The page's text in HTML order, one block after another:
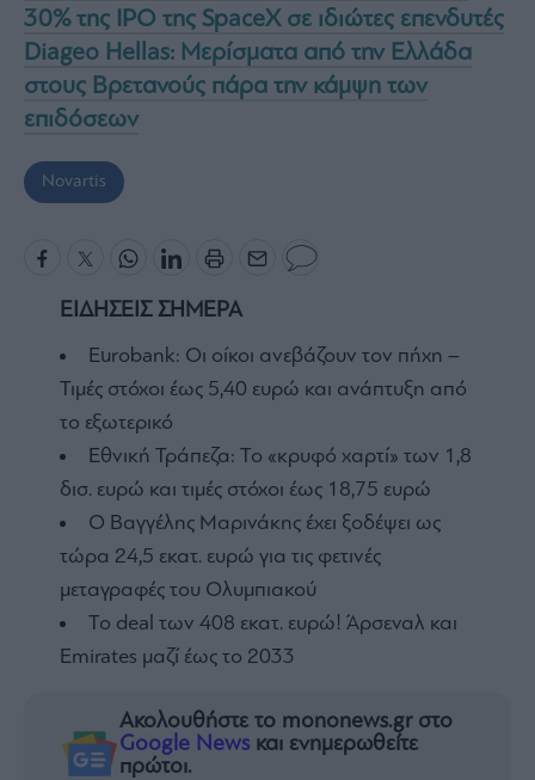
30% της IPO της SpaceX σε ιδιώτες επενδυτές
Diageo Hellas: Μερίσματα από την Ελλάδα
στους Βρετανούς πάρα την κάμψη των
επιδόσεων
Novartis
ΕΙΔΗΣΕΙΣ ΣΗΜΕΡΑ
Eurobank: Οι οίκοι ανεβάζουν τον πήχη –
Τιμές στόχοι έως 5,40 ευρώ και ανάπτυξη από
το εξωτερικό
Εθνική Τράπεζα: Το «κρυφό χαρτί» των 1,8
δισ. ευρώ και τιμές στόχοι έως 18,75 ευρώ
Ο Βαγγέλης Μαρινάκης έχει ξοδέψει ως
τώρα 24,5 εκατ. ευρώ για τις φετινές
μεταγραφές του Ολυμπιακού
To deal των 408 εκατ. ευρώ! Άρσεναλ και
Emirates μαζί έως το 2033
Ακολουθήστε το mononews.gr στο
Google News και ενημερωθείτε
πρώτοι.